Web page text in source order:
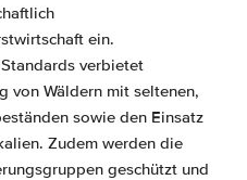
ein.
verbietet
von Wäldern mit seltenen,
sowie den Einsatz
Zudem werden die
geschützt und